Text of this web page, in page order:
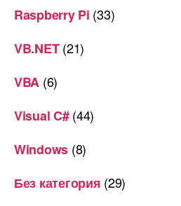
Raspberry Pi (33)
VB.NET(21)
VBA (6)
Visual C#(44)
Windows (8)
Без категория (29)